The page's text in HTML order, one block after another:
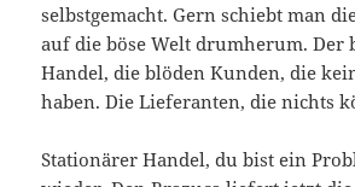
selbstgemacht. Gern schiebt man
auf die böse Welt drumherum. Der
Handel, die blöden Kunden, die
haben. Die Lieferanten, die nichts
Stationärer Handel, du bist ein